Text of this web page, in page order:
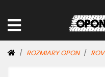
ROZMIARY OPON